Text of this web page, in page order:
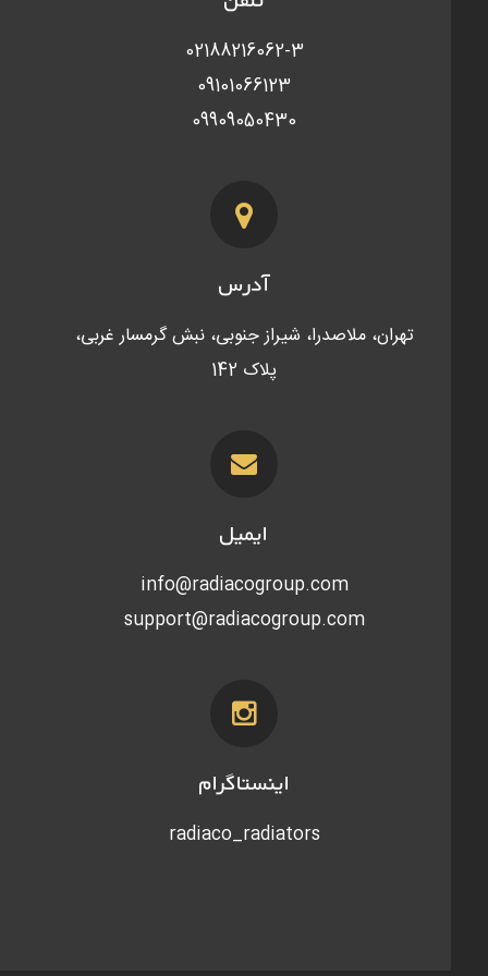
02188216062-3
09101066123
09909050430
آدرس
تهران، ملاصدرا، شیراز جنوبی، نبش گرمسار غربی،
پلاک 142
ایمیل
info@radiacogroup.com
support@radiacogroup.com
اینستاگرام
radiaco_radiators